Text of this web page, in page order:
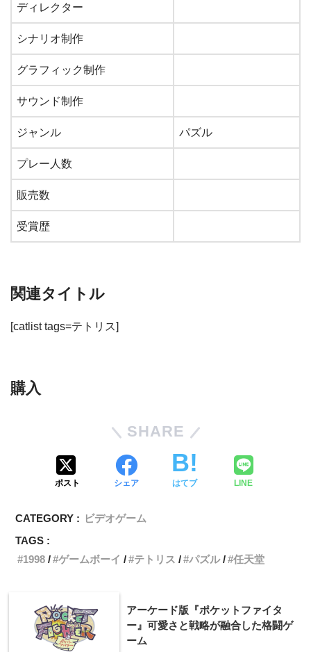
ディレクター
シナリオ制作
グラフィック制作
サウンド制作
ジャンル パズル
プレー人数
販売数
受賞歴
関連タイトル
[catlist tags=テトリス]
購入
SHARE
ポスト シェア はてブ LINE
CATEGORY : ビデオゲーム
TAGS :
1998
ゲームボーイ テトリス パズル 任天堂
アーケード版『ポケットファイタ
ー』可愛さと戦略が融合した格闘ゲ
ーム